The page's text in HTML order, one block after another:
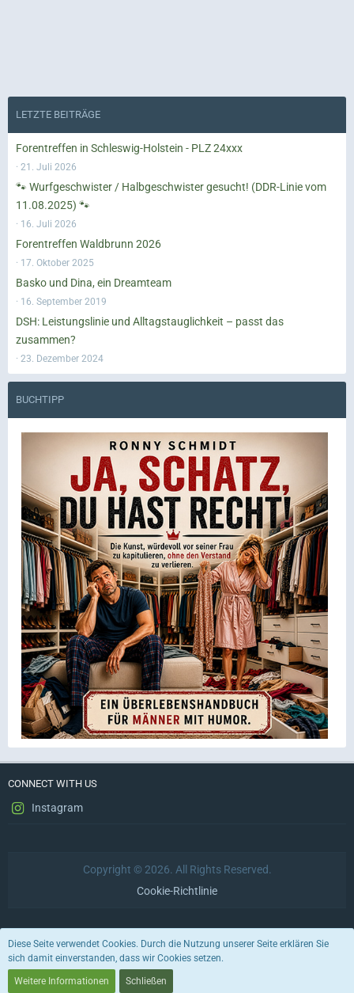
LETZTE BEITRÄGE
Forentreffen in Schleswig-Holstein - PLZ 24xxx
21. Juli 2026
🐾 Wurfgeschwister / Halbgeschwister gesucht! (DDR-Linie vom
11.08.2025) 🐾
16. Juli 2026
Forentreffen Waldbrunn 2026
17. Oktober 2025
Basko und Dina, ein Dreamteam
16. September 2019
DSH: Leistungslinie und Alltagstauglichkeit – passt das
zusammen?
23. Dezember 2024
BUCHTIPP
CONNECT WITH US
Instagram
Copyright © 2026. All Rights Reserved.
Cookie-Richtlinie
Datenschutzerklärung Impressum Nutzungsbedingungen
Stil von:
Community-Software:
Diese Seite verwendet Cookies. Durch die Nutzung unserer Seite erklären Sie
sich damit einverstanden, dass wir Cookies setzen.
Weitere Informationen Schließen